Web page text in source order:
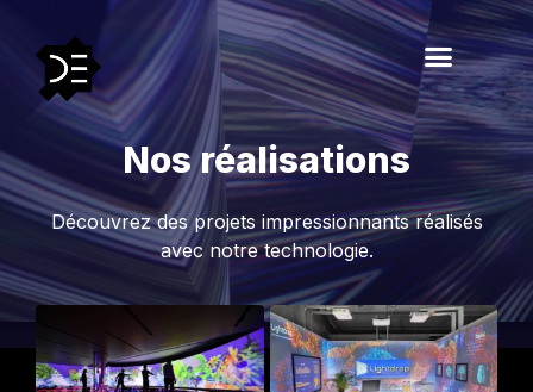
Nos réalisations
Découvrez des projets impressionnants réalisés
avec notre technologie.